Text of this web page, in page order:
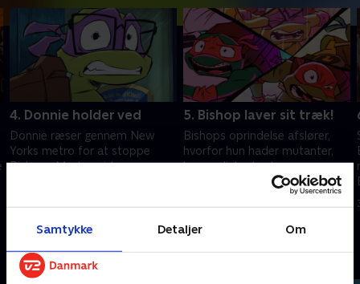
Samtykke Detaljer Om
4. Donnie holder ved
Donnie ræser gennem New
Yorks metro for at stoppe
Bishops Mechazoider, mens
5. Bishop laver sit træk!
Bishops oprindelse afslører,
hvorfor hun hader mutanter,
hemmeligheden bag
Mechazoiderne og, hvad der
skete den nat, skildpadderne
faldt i hendes fælde.
Andre så også